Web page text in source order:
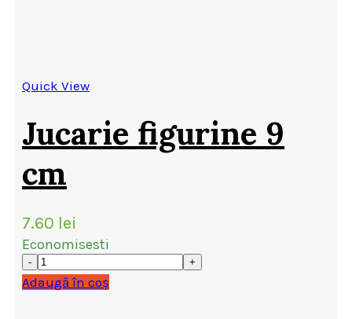
Quick View
Jucarie figurine 9
cm
7.60 lei
Economisesti
Adaugă în coș